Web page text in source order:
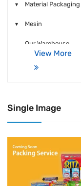
Material Packaging
Mesin
Our Warehouse
View More
Single Image